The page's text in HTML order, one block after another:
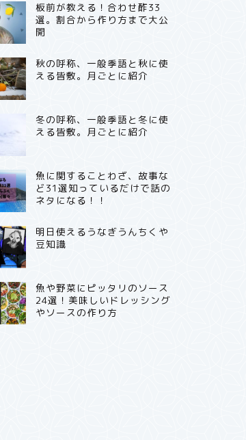
板前が教える！合わせ酢33
選。割合から作り方まで大公
開
秋の呼称、一般季語と秋に使
える皆敷。月ごとに紹介
冬の呼称、一般季語と冬に使
える皆敷。月ごとに紹介
魚に関することわざ、故事な
ど31選知っているだけで話の
ネタになる！！
明日使えるうなぎうんちくや
豆知識
魚や野菜にピッタリのソース
24選！美味しいドレッシング
やソースの作り方